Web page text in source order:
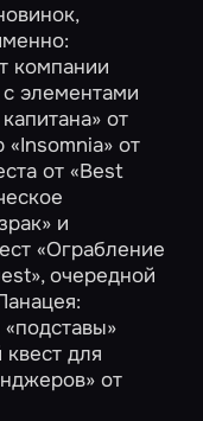
компании
элементами
от
«Insomnia» от
от«Best
и
«Ограбление
, очередной
для
от